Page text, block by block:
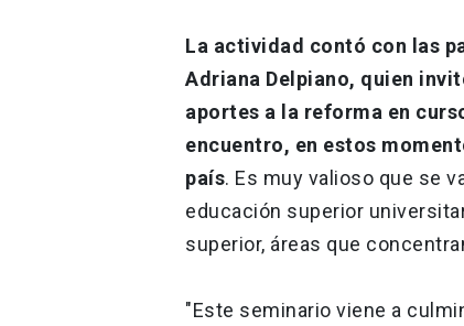
La actividad contó con las
Adriana Delpiano, quien
aportes a la reforma en
encuentro, en estos
país. Es muy valioso que se
educación superior
superior, áreas que
"Este seminario viene a